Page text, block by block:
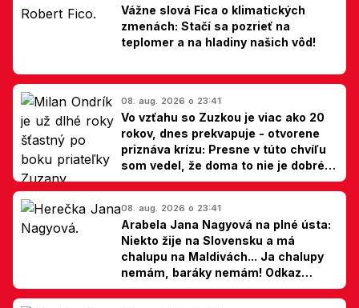
Vážne slová Fica o klimatických
zmenách: Stačí sa pozrieť na
teplomer a na hladiny našich vôd!
08. aug. 2026 o 23:41
Vo vzťahu so Zuzkou je viac ako 20
rokov, dnes prekvapuje - otvorene
priznáva krízu: Presne v túto chvíľu
som vedel, že doma to nie je dobré,
hovorí Milan Ondrík
08. aug. 2026 o 23:41
Arabela Jana Nagyová na plné ústa:
Niekto žije na Slovensku a má
chalupu na Maldivách... Ja chalupy
nemám, baráky nemám! Odkaz
Slovákom